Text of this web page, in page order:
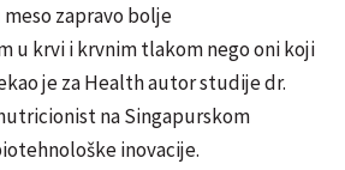
zapravo bolje
u krvi i krvnim tlakom nego oni koji
je za Health autor studije dr.
na Singapurskom
inovacije.